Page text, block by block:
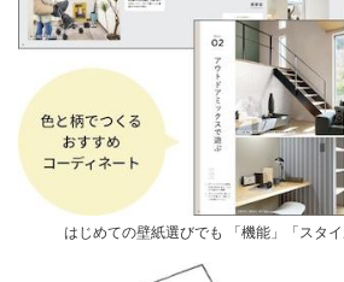
はじめての壁紙選びでも 「機能」「スタ